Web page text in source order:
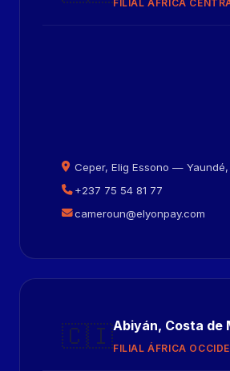
FILIAL ÁFRICA
Ceper, Elig Essono —
+237 75 54 81 77
cameroun@elyonpay.com
🇨🇮Abiyán, Costa de
FILIAL ÁFRICA